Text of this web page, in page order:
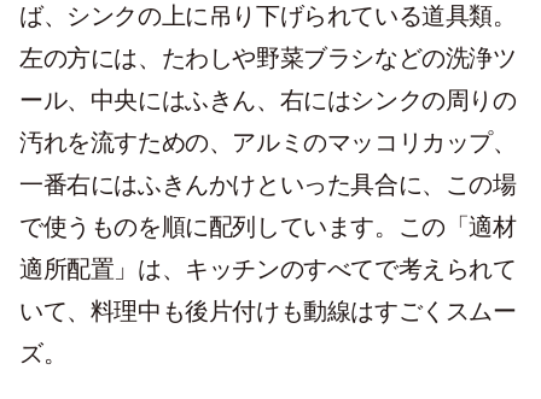
ば、シンクの上に吊り下げられている道具類。
左の方には、たわしや野菜ブラシなどの洗浄ツ
ール、中央にはふきん、右にはシンクの周りの
汚れを流すための、アルミのマッコリカップ、
一番右にはふきんかけといった具合に、この場
で使うものを順に配列しています。この「適材
適所配置」は、キッチンのすべてで考えられて
いて、料理中も後片付けも動線はすごくスムー
ズ。